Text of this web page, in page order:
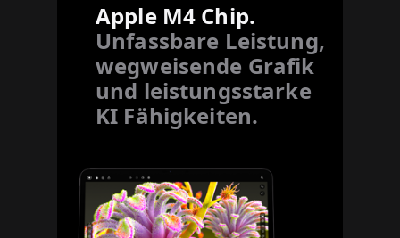
Apple M4 Chip.
Unfassbare Leistung,
wegweisende Grafik
und leistungsstarke
KI Fähigkeiten.